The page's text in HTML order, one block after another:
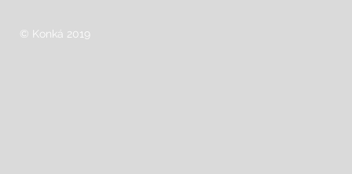
© Konká 2019